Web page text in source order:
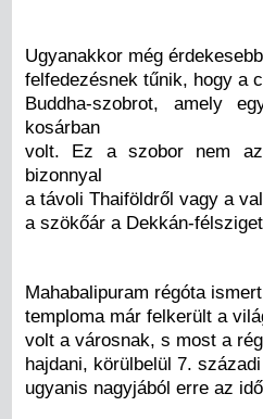
Ugyanakkor még érdekesebb
felfedezésnek tűnik, hogy a
Buddha-szobrot, amely
kosárban
volt. Ez a szobor nem az
bizonnyal
a távoli Thaiföldről vagy a
a szökőár a Dekkán-
Mahabalipuram régóta
temploma már felkerült a
volt a városnak, s most a
hajdani, körülbelül 7.
ugyanis nagyjából erre az